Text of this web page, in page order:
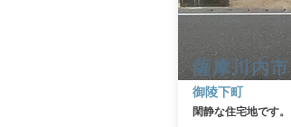
​薩摩川内市
​御陵下町
​閑静な住宅地です。